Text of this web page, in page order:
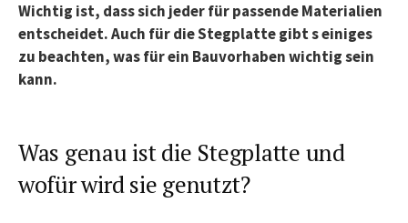
Wichtig ist, dass sich jeder für passende Materialien
entscheidet. Auch für die Stegplatte gibt s einiges
zu beachten, was für ein Bauvorhaben wichtig sein
kann.
Was genau ist die Stegplatte und
wofür wird sie genutzt?